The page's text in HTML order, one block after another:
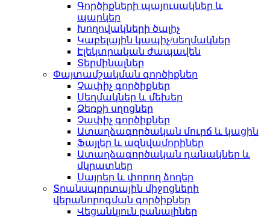
Գործիքների պայուսակներ և
պարկեր
Խողովակների ծալիչ
Կաբելային կապիչ/սեղմակներ
Էլեկտրական ժապավեն
Տերմինալներ
Փայտամշակման գործիքներ
Չափիչ գործիքներ
Սեղմակներ և մեխեր
Ձեռքի սղոցներ
Չափիչ գործիքներ
Ատաղձագործական մուրճ և կացին
Ֆայլեր և ազնվամորիներ
Ատաղձագործական դանակներ և
մկրատներ
Սայրեր և փորող ձողեր
Տրանսպորտային միջոցների
վերանորոգման գործիքներ
Վեցանկյուն բանալիներ